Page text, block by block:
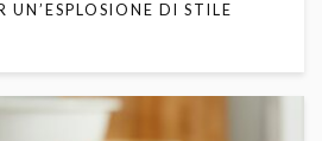
UN’ESPLOSIONE DI STILE